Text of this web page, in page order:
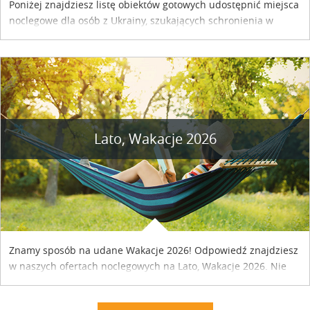
Poniżej znajdziesz listę obiektów gotowych udostępnić miejsca
noclegowe dla osób z Ukrainy, szukających schronienia w
Lato, Wakacje 2026
Znamy sposób na udane Wakacje 2026! Odpowiedź znajdziesz
w naszych ofertach noclegowych na Lato, Wakacje 2026. Nie
zwlekaj atrakcyjne noclegi czekają...